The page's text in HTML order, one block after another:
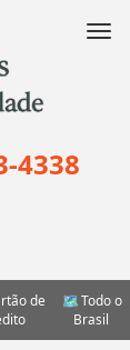
4338
de
Todo o
Brasil